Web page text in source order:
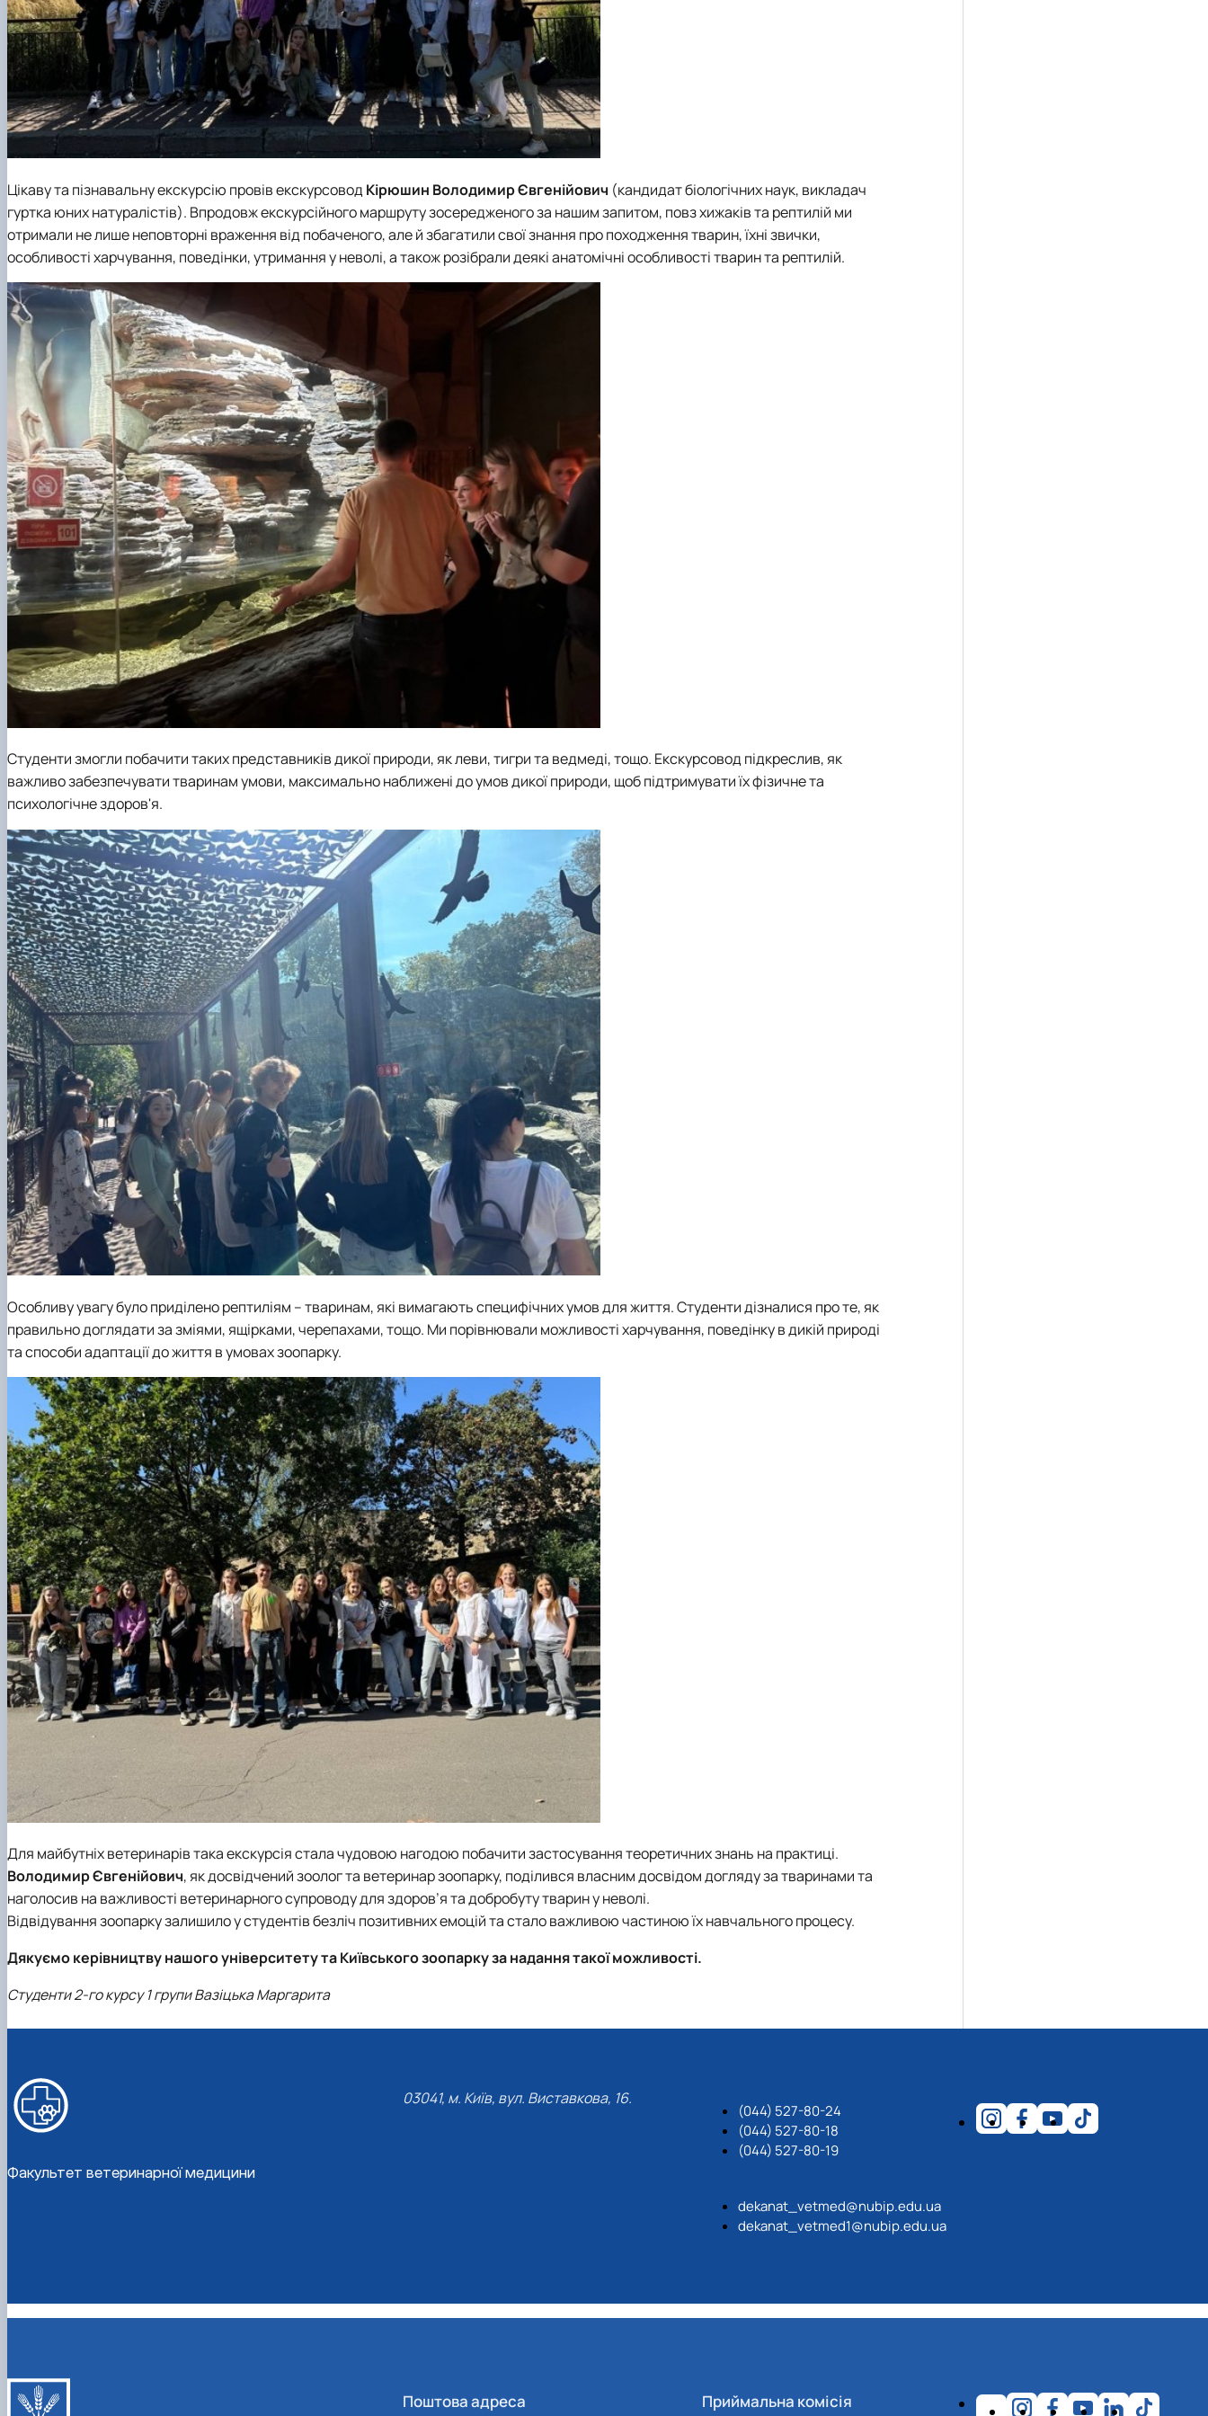
Цікаву та пізнавальну екскурсію провів екскурсовод Кірюшин Володимир Євгенійович (кандидат біологічних наук, викладач
гуртка юних натуралістів). Впродовж екскурсійного маршруту зосередженого за нашим запитом, повз хижаків та рептилій ми
отримали не лише неповторні враження від побаченого, але й збагатили свої знання про походження тварин, їхні звички,
особливості харчування, поведінки, утримання у неволі, а також розібрали деякі анатомічні особливості тварин та рептилій.
Студенти змогли побачити таких представників дикої природи, як леви, тигри та ведмеді, тощо. Екскурсовод підкреслив, як
важливо забезпечувати тваринам умови, максимально наближені до умов дикої природи, щоб підтримувати їх фізичне та
психологічне здоров'я.
Особливу увагу було приділено рептиліям – тваринам, які вимагають специфічних умов для життя. Студенти дізналися про те, як
правильно доглядати за зміями, ящірками, черепахами, тощо. Ми порівнювали можливості харчування, поведінку в дикій природі
та способи адаптації до життя в умовах зоопарку.
Для майбутніх ветеринарів така екскурсія стала чудовою нагодою побачити застосування теоретичних знань на практиці.
Володимир Євгенійович, як досвідчений зоолог та ветеринар зоопарку, поділився власним досвідом догляду за тваринами та
наголосив на важливості ветеринарного супроводу для здоров’я та добробуту тварин у неволі.
Відвідування зоопарку залишило у студентів безліч позитивних емоцій та стало важливою частиною їх навчального процесу.
Дякуємо керівництву нашого університету та Київського зоопарку за надання такої можливості.
Студенти 2-го курсу 1 групи Вазіцька Маргарита
Факультет ветеринарної медицини
03041, м. Київ, вул. Виставкова, 16.
(044) 527-80-24
(044) 527-80-18
(044) 527-80-19
dekanat_vetmed@nubip.edu.ua
dekanat_vetmed1@nubip.edu.ua
Поштова адреса Приймальна комісія